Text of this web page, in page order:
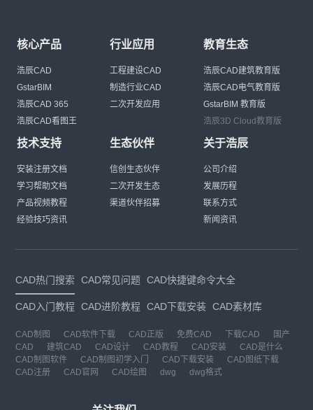
核心产品
浩辰CAD
GstarBIM
浩辰CAD 365
浩辰CAD看图王
行业应用
工程建设CAD
制造行业CAD
二次开发应用
教育生态
浩辰CAD建筑教育版
浩辰CAD电气教育版
GstarBIM 教育版
浩辰3D Cloud教育版
技术支持
安装注册文档
学习帮助文档
产品视频教程
经验技巧资讯
生态伙伴
信创生态伙伴
二次开发生态
渠道伙伴招募
关于浩辰
公司介绍
发展历程
联系方式
新闻资讯
CAD热门搜索 CAD常见问题 CAD快捷键命令大全
CAD入门教程 CAD进阶教程 CAD下载安装 CAD素材库
CAD制图 CAD软件下载 CAD正版 免费CAD 下载CAD
国产
CAD
建筑CAD CAD设计 CAD教程 CAD安装
CAD是什么
CAD制图软件
CAD制图初学入门 CAD下载安装
CAD图纸下载
CAD注册
CAD官网 CAD绘图 dwg dwg格式